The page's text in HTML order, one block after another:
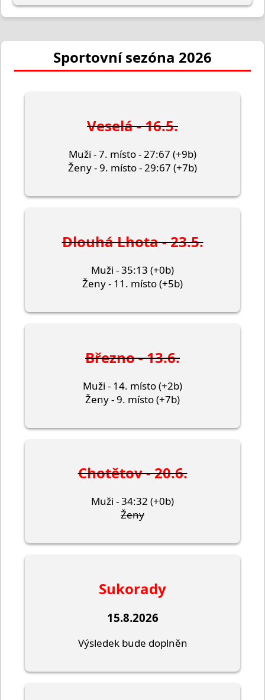
Sportovní sezóna 2026
Veselá - 16.5.
Muži - 7. místo - 27:67 (+9b)
Ženy - 9. místo - 29:67 (+7b)
Dlouhá Lhota - 23.5.
Muži - 35:13 (+0b)
Ženy - 11. místo (+5b)
Březno - 13.6.
Muži - 14. místo (+2b)
Ženy - 9. místo (+7b)
Chotětov - 20.6.
Muži - 34:32 (+0b)
Ženy
Sukorady
15.8.2026
Výsledek bude doplněn